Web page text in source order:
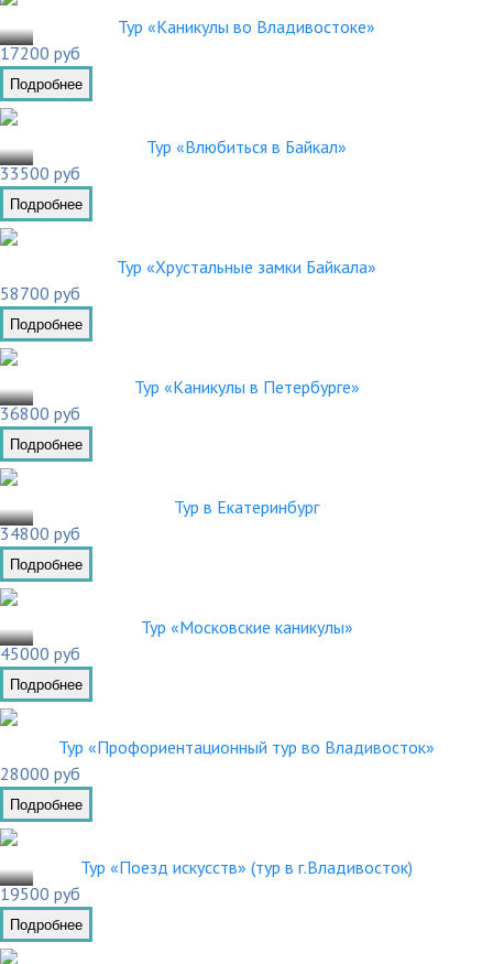
Тур «Каникулы во Владивостоке»
17200 руб
Подробнее
Тур «Влюбиться в Байкал»
33500 руб
Подробнее
Тур «Хрустальные замки Байкала»
58700 руб
Подробнее
Тур «Каникулы в Петербурге»
36800 руб
Подробнее
Тур в Екатеринбург
34800 руб
Подробнее
Тур «Московские каникулы»
45000 руб
Подробнее
Тур «Профориентационный тур во Владивосток»
28000 руб
Подробнее
Тур «Поезд искусств» (тур в г.Владивосток)
19500 руб
Подробнее